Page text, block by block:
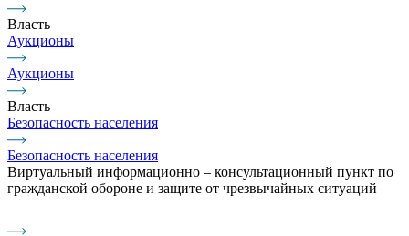
Власть
Аукционы
Аукционы
Власть
Безопасность населения
Безопасность населения
Виртуальный информационно – консультационный пункт по
гражданской обороне и защите от чрезвычайных ситуаций